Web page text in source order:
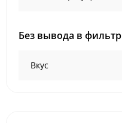
Без вывода в фильтр
Вкус